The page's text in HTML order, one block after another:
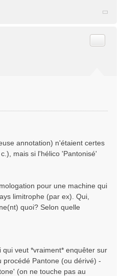
annotation) n'étaient certes
mais si l'hélico 'Pantonisé'
pour une machine qui
limitrophe (par ex). Qui,
quoi? Selon quelle
veut *vraiment* enquêter sur
Pantone (ou dérivé) -
(on ne touche pas au